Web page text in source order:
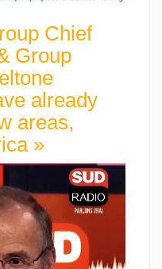
Chief
Group
already
areas,
»